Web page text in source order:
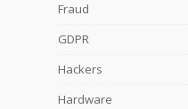
Fraud
GDPR
Hackers
Hardware